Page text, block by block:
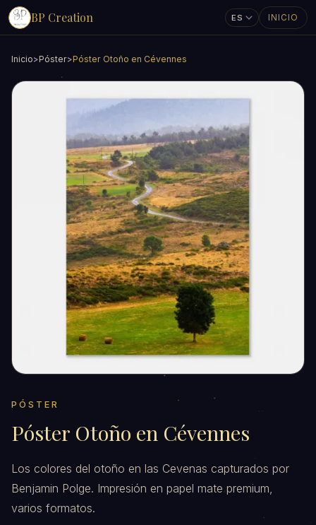
BP Creation INICIO
Inicio>Póster>Póster Otoño en Cévennes
PÓSTER
Póster Otoño en Cévennes
Los colores del otoño en las Cevenas capturados por
Benjamin Polge. Impresión en papel mate premium,
varios formatos.